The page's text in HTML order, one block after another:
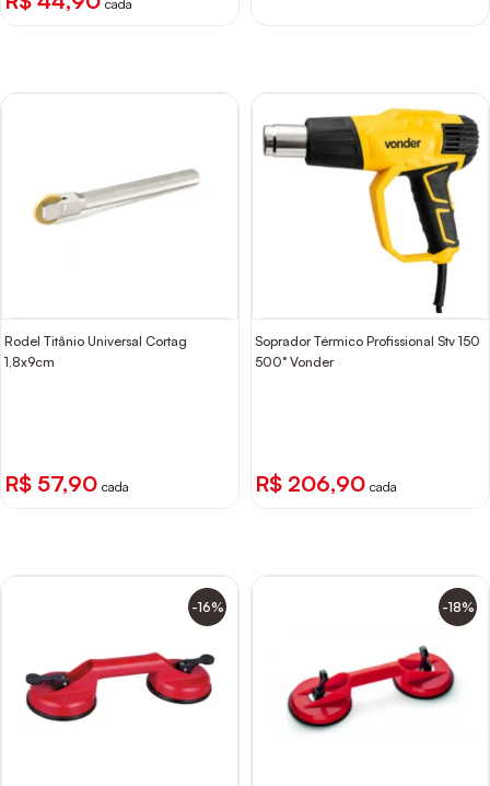
cada
Rodel Titânio Universal Cortag
1,8x9cm
R$ 57,90 cada
Soprador Térmico Profissional Stv 150
500° Vonder
R$ 206,90 cada
-16% -18%